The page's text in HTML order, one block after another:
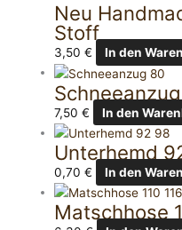
Neu
Stoff
3,50€ In den
7,50€ In den
Unterhemd
0,70€ In den
Matschhose